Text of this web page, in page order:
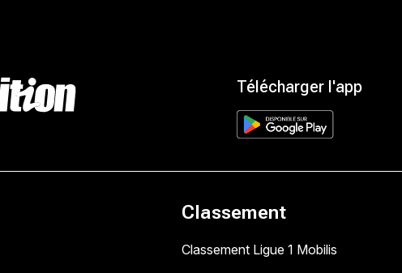
Télécharger l'app
Classement
Classement Ligue 1 Mobilis